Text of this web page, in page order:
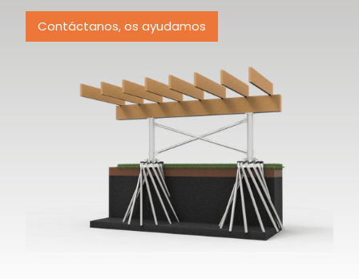
Contáctanos, os ayudamos